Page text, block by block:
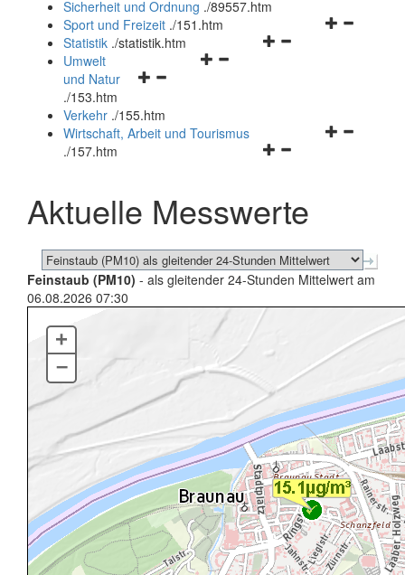
schließen
Sicherheit und Ordnung ./89557.htm
Navigationsmenü
Sport und Freizeit ./151.htm
Navigationsmenü
Statistik ./statistik.htm
Navigationsmenü
und
schließen
Umwelt
und Natur
./153.htm
Verkehr ./155.htm
Navigationsmenü
schließen
Wirtschaft, Arbeit und Tourismus
./157.htm
Aktuelle Messwerte
Feinstaub (PM10) - als gleitender 24-Stunden Mittelwert am
06.08.2026 07:30
+
–